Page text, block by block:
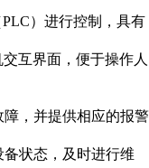
）进行控制，具有
互界面，便于操作人
，并提供相应的报警
状态，及时进行维